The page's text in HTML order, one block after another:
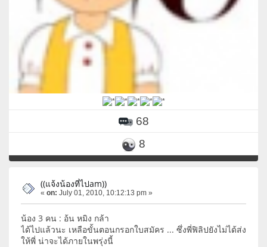
68
8
((แจ้งน้องที่ไปam))
« on: July 01, 2010, 10:12:13 pm »
น้อง 3 คน : อ้น หมิง กล้า
ได้ไปแล้วนะ เหลือขั้นตอนกรอกใบสมัคร ... ซึ่งพี่ฟิลิปยังไม่ได้ส่ง
ให้พี่ น่าจะได้ภายในพรุ่งนี้